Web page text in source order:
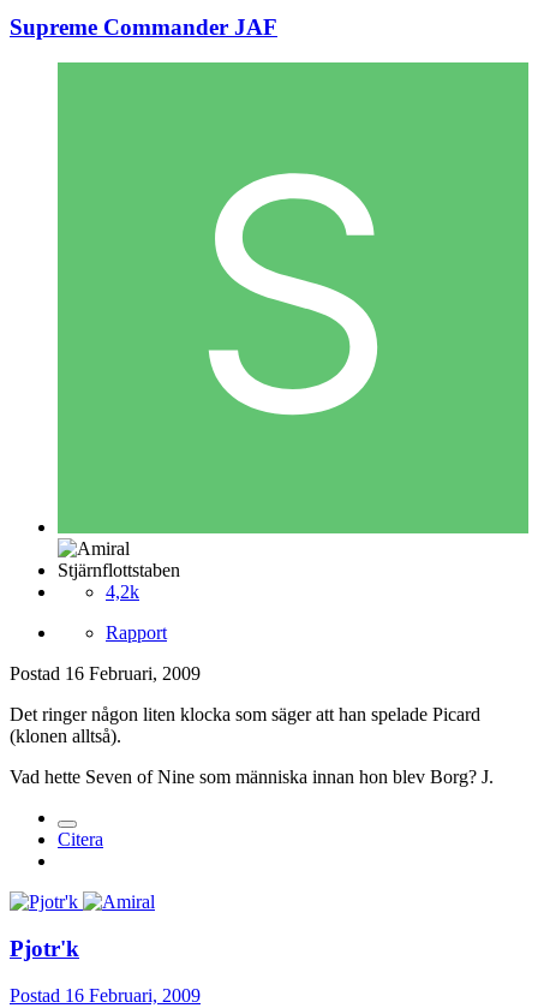
Supreme Commander JAF
Stjärnflottstaben
4,2k
Rapport
Postad 16 Februari, 2009
Det ringer någon liten klocka som säger att han spelade Picard
(klonen alltså).
Vad hette Seven of Nine som människa innan hon blev Borg? J.
Citera
Pjotr'k
Postad 16 Februari, 2009